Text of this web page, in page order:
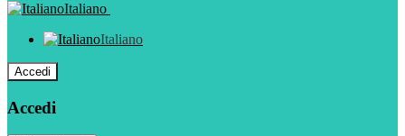
Italiano
Italiano
Accedi
Accedi